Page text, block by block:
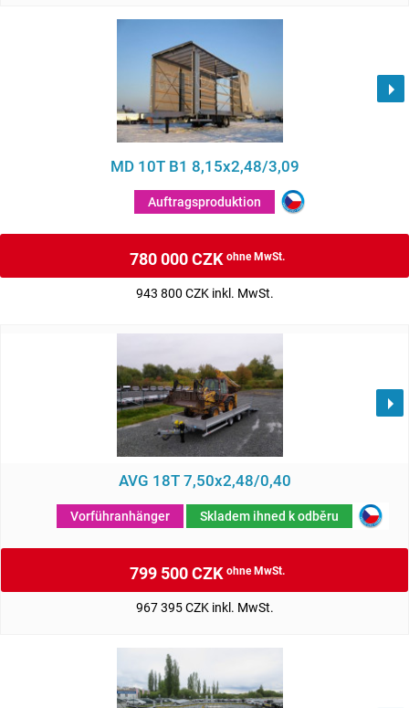
MD 10T B1 8,15x2,48/3,09
Auftragsproduktion
780 000 CZKohne MwSt.
943 800 CZK inkl. MwSt.
AVG 18T 7,50x2,48/0,40
Vorführanhänger Skladem ihned k odběru
799 500 CZKohne MwSt.
967 395 CZK inkl. MwSt.